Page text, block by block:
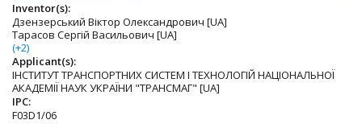
Inventor(s):
Дзензерський Віктор Олександрович [UA]
Тарасов Сергій Васильович [UA]
(+2)
Applicant(s):
ІНСТИТУТ ТРАНСПОРТНИХ СИСТЕМ І ТЕХНОЛОГІЙ НАЦІОНАЛЬНОЇ
АКАДЕМІЇ НАУК УКРАЇНИ "ТРАНСМАГ" [UA]
IPC:
F03D1/06